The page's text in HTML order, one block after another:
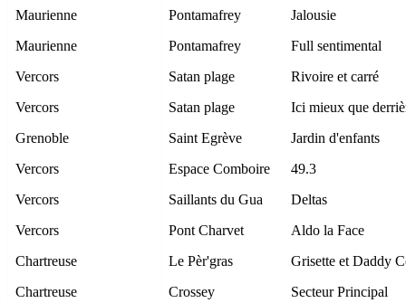
Maurienne
Pontamafrey
Jalousie
Maurienne
Pontamafrey
Full sentimental
Vercors
Satan plage
Rivoire et carré
Vercors
Satan plage
Ici mieux que
Grenoble
Saint Egrève
Jardin d'enfants
Vercors
Espace Comboire
49.3
Vercors
Saillants du Gua
Deltas
Vercors
Pont Charvet
Aldo la Face
Chartreuse
Le Pèr'gras
Grisette et Daddy
Chartreuse
Crossey
Secteur Principal